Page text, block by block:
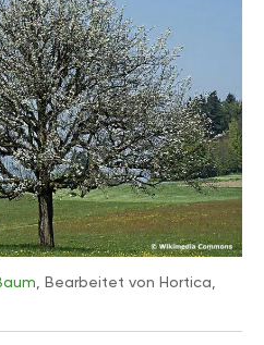
, Bearbeitet von Hortica,